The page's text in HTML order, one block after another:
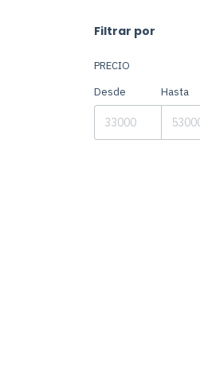
Filtrar por
PRECIO
Desde
Hasta